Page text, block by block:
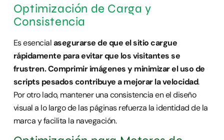
Optimización de Carga y
Consistencia
Es esencialasegurarse de que el sitio cargue
rápidamente para evitar que los visitantes se
frustren. Comprimir imágenes y minimizar el uso de
scripts pesados contribuye a mejorar la velocidad.
Por otro lado, mantener una consistencia en el diseño
visual a lo largo de las páginas refuerza la identidad de la
marca y facilita la navegación.